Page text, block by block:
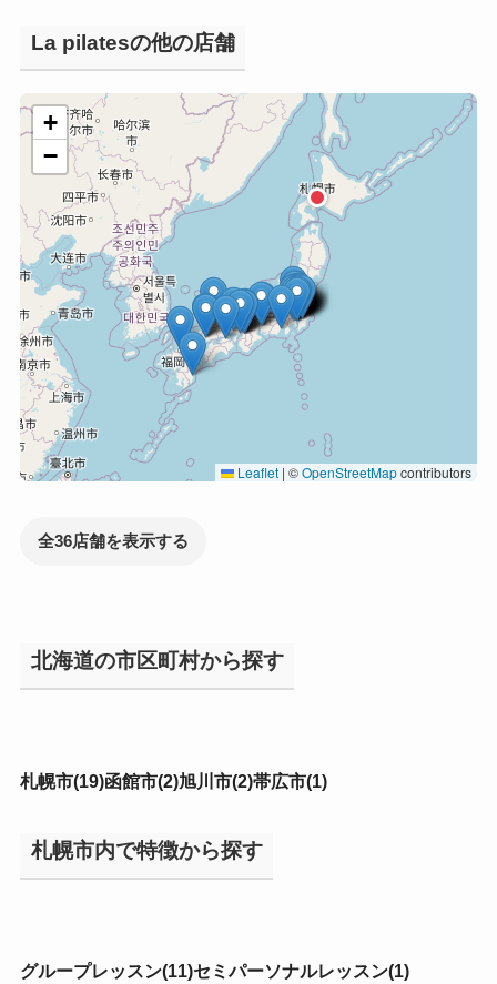
La pilatesの他の店舗
+
−
Leaflet | ©OpenStreetMapcontributors
全36店舗を表示する
北海道の市区町村から探す
札幌市(19)函館市(2)旭川市(2)帯広市(1)
札幌市内で特徴から探す
グループレッスン(11)セミパーソナルレッスン(1)